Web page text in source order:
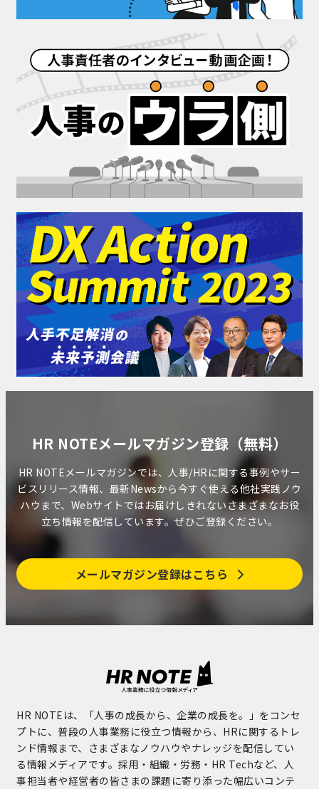
HR NOTEメールマガジン登録（無料）
HR NOTEメールマガジンでは、人事/HRに関する事例やサー
ビスリリース情報、最新Newsから今すぐ使える他社実践ノウ
ハウまで、Webサイトではお届けしきれないさまざまなお役
立ち情報を配信しています。ぜひご登録ください。
メールマガジン登録はこちら
HR NOTEは、「人事の成長から、企業の成長を。」をコンセ
プトに、普段の人事業務に役立つ情報から、HRに関するトレ
ンド情報まで、さまざまなノウハウやナレッジを配信してい
る情報メディアです。採用・組織・労務・HR Techなど、人
事担当者や経営者の皆さまの課題に寄り添った幅広いコンテ